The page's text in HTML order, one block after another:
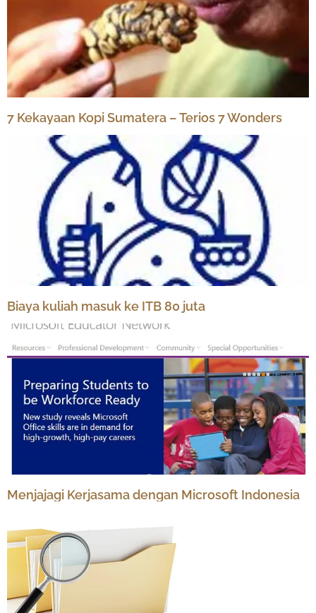
7 Kekayaan Kopi Sumatera – Terios 7 Wonders
Biaya kuliah masuk ke ITB 80 juta
Menjajagi Kerjasama dengan Microsoft Indonesia